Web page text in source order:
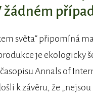
žádném
světa“ připomíná
je ekologicky
Annals of
k závěru, že